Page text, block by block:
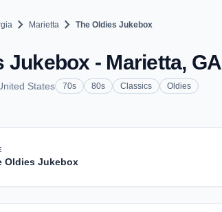
chevron_right Marietta chevron_right The Oldies Jukebox
Jukebox - Marietta, GA
States 70s 80s Classics Oldies
Oldies Jukebox